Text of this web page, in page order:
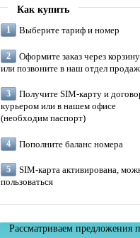
Как купить
Выберите тариф и номер
Оформите заказ через корзину
или позвоните в наш отдел продаж
Получите SIM-карту и
курьером или в нашем офисе
(необходим паспорт)
Пополните баланс номера
SIM-карта активирована,
пользоваться
Рассматриваем предложения